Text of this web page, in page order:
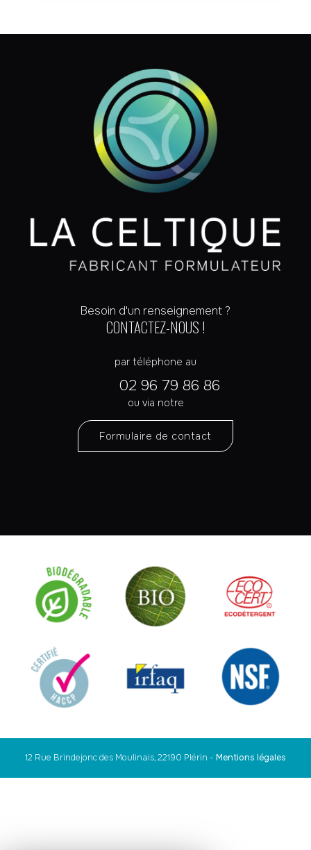
Besoin d'un renseignement ?
CONTACTEZ-NOUS !
par téléphone au
02 96 79 86 86
ou via notre
Formulaire de contact
12 Rue Brindejonc des Moulinais, 22190 Plérin - Mentions légales